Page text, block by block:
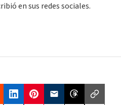
en sus redes sociales.